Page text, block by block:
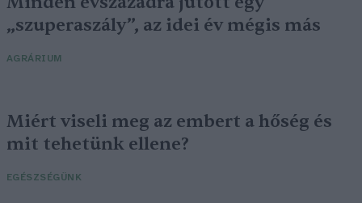
„szuperaszály”, az idei év mégis más
AGRÁRIUM
Miért viseli meg az embert a hőség és
mit tehetünk ellene?
EGÉSZSÉGÜNK